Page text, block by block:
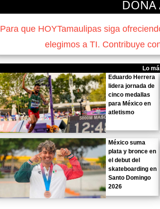
DONA
Para que HOYTamaulipas siga
elegimos a TI. Contribuye
Lo
Eduardo Herrera
lidera jornada de
cinco medallas
para México en
atletismo
México suma
plata y bronce en
el debut del
skateboarding en
Santo Domingo
2026